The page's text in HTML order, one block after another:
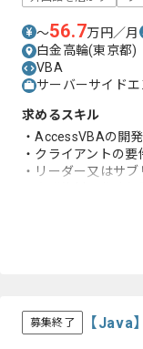
〜56.7万円／月
白金高輪(東京都)
VBA
サーバーサイド
求めるスキル
・AccessVBAの開
・クライアントの
・リーダー又はサ
募集終了 【Java